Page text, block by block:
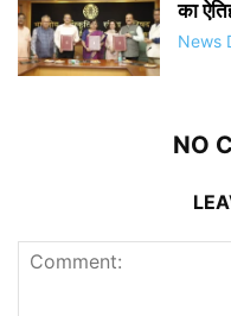
का
News
NO